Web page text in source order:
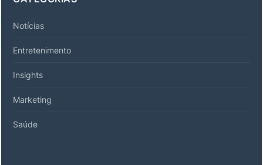
Notícias
Entretenimento
Insights
Marketing
Saúde